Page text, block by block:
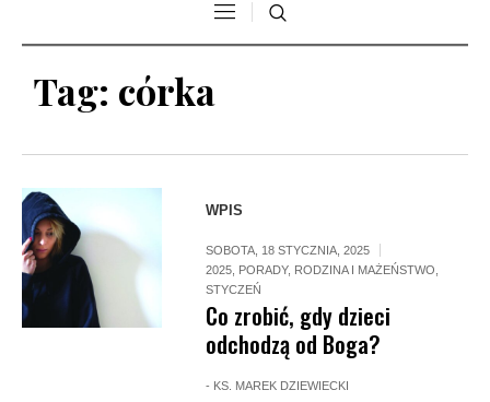
Tag: córka
WPIS
SOBOTA, 18 STYCZNIA, 2025
2025 PORADY, RODZINA I MAŻEŃSTWO
STYCZEŃ
Co zrobić, gdy dzieci
odchodzą od Boga?
- KS. MAREK DZIEWIECKI